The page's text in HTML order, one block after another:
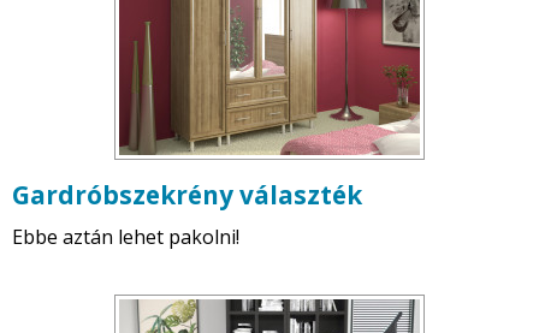
Gardróbszekrény választék
Ebbe aztán lehet pakolni!